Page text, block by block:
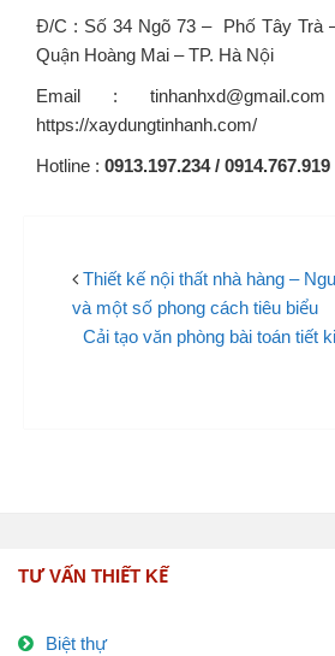
Đ/C : Số 34 Ngõ 73 – Phố Tây Trà
Quận Hoàng Mai – TP. Hà Nội
Email :
https://xaydungtinhanh.com/
Hotline : 0913.197.234 / 0914.767.919
Thiết kế nội thất nhà hàng –
và một số phong cách tiêu biểu
Cải tạo văn phòng bài toán tiết
TƯ VẤN THIẾT KẾ
Biệt thự